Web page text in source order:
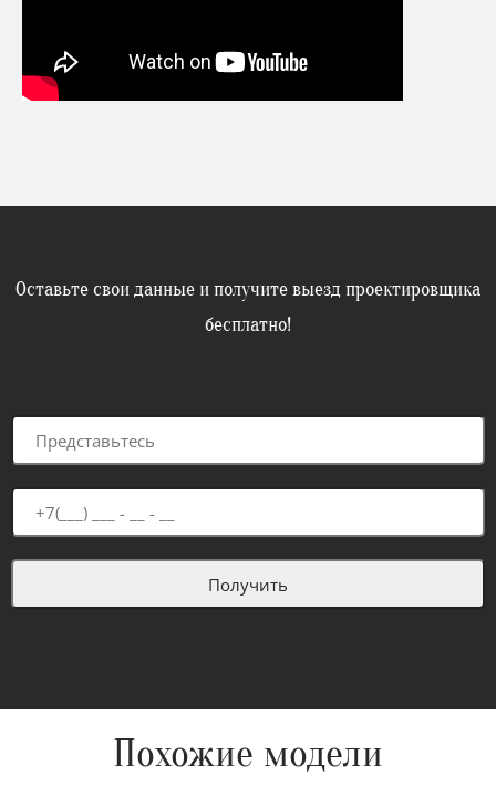
Оставьте свои данные и получите выезд проектировщика
бесплатно!
Похожие модели